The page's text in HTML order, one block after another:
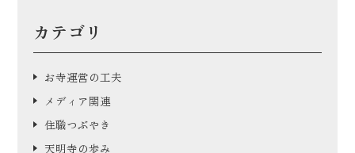
カテゴリ
お寺運営の工夫
メディア関連
住職つぶやき
天明寺の歩み